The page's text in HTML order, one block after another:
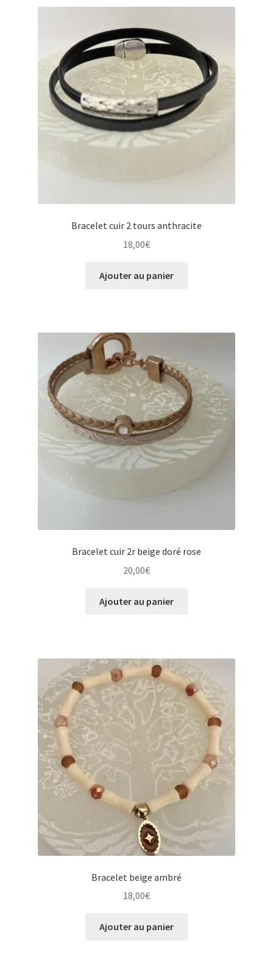
Bracelet cuir 2 tours anthracite
18,00€
Ajouter au panier
Bracelet cuir 2r beige doré rose
20,00€
Ajouter au panier
Bracelet beige ambré
18,00€
Ajouter au panier